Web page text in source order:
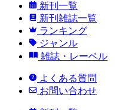
新刊一覧
新刊雑誌一覧
ランキング
ジャンル
雑誌・レーベル
よくある質問
お問い合わせ